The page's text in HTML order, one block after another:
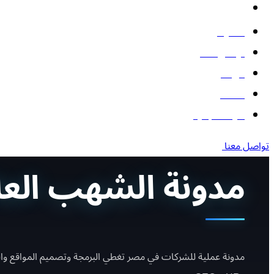
المدونة
تواصل معنا
من نحن
أعمالنا
أدوات مجانية
تواصل معنا
مدونة الشهب